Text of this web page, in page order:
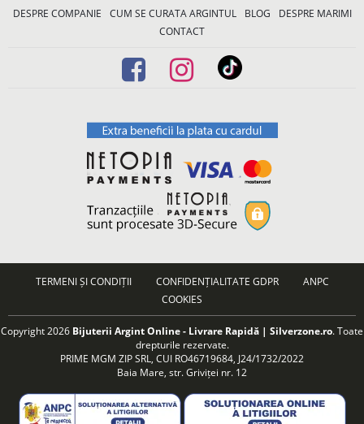
DESPRE COMPANIE CUM SE CURATA ARGINTUL BLOG
DESPRE MARIMI
CONTACT
TERMENI ȘI CONDIȚII CONFIDENȚIALITATE GDPR
ANPC
COOKIES
Copyright 2026 Bijuterii Argint Online - Livrare Rapidă | Silverzone.ro. Toate
drepturile rezervate.
PRIME MGM ZIP SRL, CUI RO46719684, J24/1732/2022
Baia Mare, str. Griviței nr. 12